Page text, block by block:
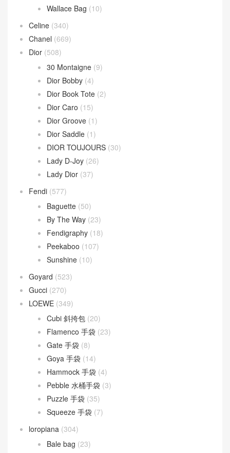
Wallace Bag (10)
Celine (340)
Chanel (669)
Dior (508)
30 Montaigne (9)
Dior Bobby (4)
Dior Book Tote (2)
Dior Caro (15)
Dior Groove (1)
Dior Saddle (1)
DIOR TOUJOURS (30)
Lady D-Joy (26)
Lady Dior (37)
Fendi (577)
Baguette (50)
By The Way (23)
Fendigraphy (18)
Peekaboo (107)
Sunshine (10)
Goyard (523)
Gucci (270)
LOEWE (349)
Cubi 斜挎包 (20)
Flamenco 手袋 (23)
Gate 手袋 (8)
Goya 手袋 (14)
Hammock 手袋 (4)
Pebble 水桶手袋 (3)
Puzzle 手袋 (35)
Squeeze 手袋 (7)
loropiana (304)
Bale bag (23)